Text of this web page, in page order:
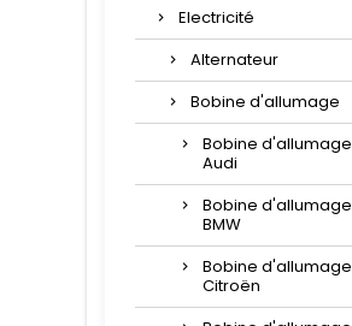
Electricité
Alternateur
Bobine d'allumage
Bobine d'allumage
Audi
Bobine d'allumage
BMW
Bobine d'allumage
Citroën